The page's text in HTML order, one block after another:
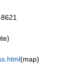
(map)